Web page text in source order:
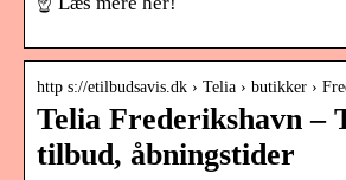
http s://etilbudsavis.dk › Telia › butikker ›
Telia Frederikshavn –
tilbud, åbningstider